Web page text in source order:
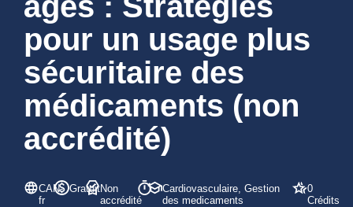
pour un usage plus
sécuritaire des
médicaments (non
accrédité)
CAN-
fr
GratuitNon
accrédité
Cardiovasculaire, Gestion
des medicaments
0
Crédits